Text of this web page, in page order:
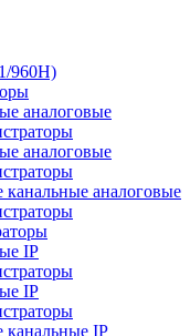
960H)
аналоговые
аналоговые
канальные аналоговые
IP
IP
канальные IP